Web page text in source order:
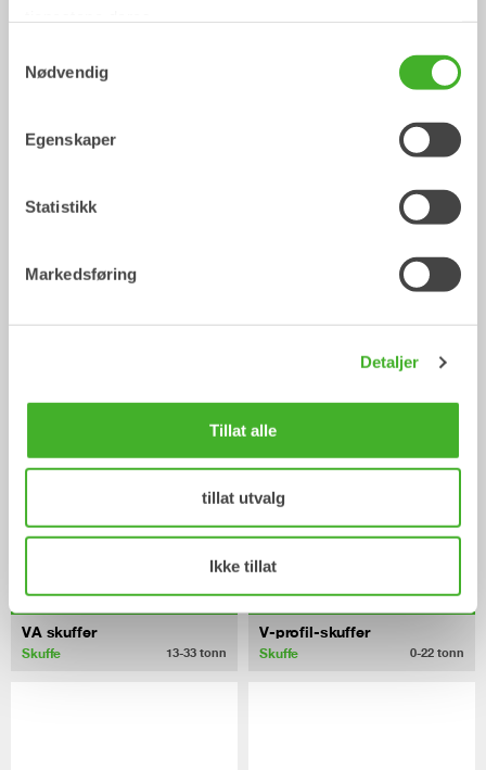
Nødvendig
Egenskaper
Statistikk
Markedsføring
Detaljer
Tillat alle
tillat utvalg
Ikke tillat
tonn
VA skuffer
Skuffe 13-33 tonn
V-profil-skuffer
Skuffe 0-22 tonn